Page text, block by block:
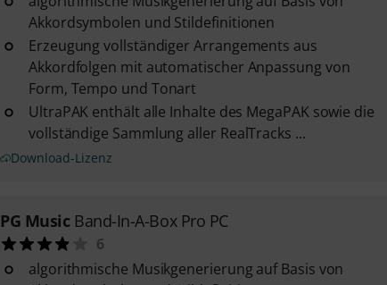
Akkordsymbolen und Stildefinitionen
Erzeugung vollständiger Arrangements aus
Akkordfolgen mit automatischer Anpassung von
Form, Tempo und Tonart
UltraPAK enthält alle Inhalte des MegaPAK sowie die
vollständige Sammlung aller RealTracks ...
Download-Lizenz
PG Music Band-In-A-Box Pro PC
6
algorithmische Musikgenerierung auf Basis von